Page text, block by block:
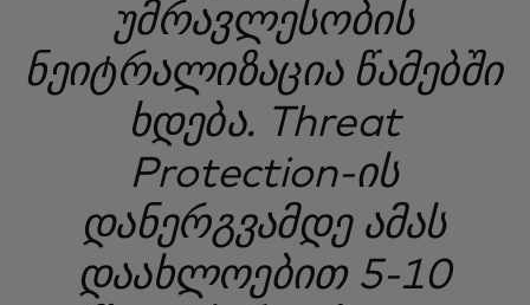
უმრავლესობის
ნეიტრალიზაცია წამებში
ხდება. Threat
Protection-ის
დანერგვამდე ამას
დაახლოებით 5-10